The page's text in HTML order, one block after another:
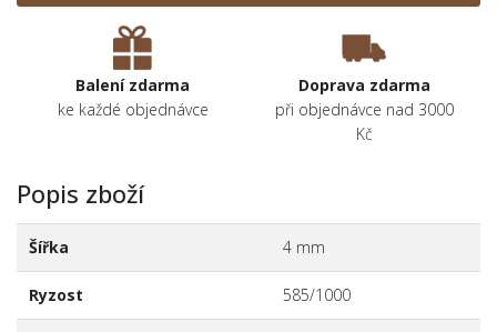
Balení zdarma
ke každé objednávce
Doprava zdarma
při objednávce nad 3000
Kč
Popis zboží
Šířka 4 mm
Ryzost 585/1000